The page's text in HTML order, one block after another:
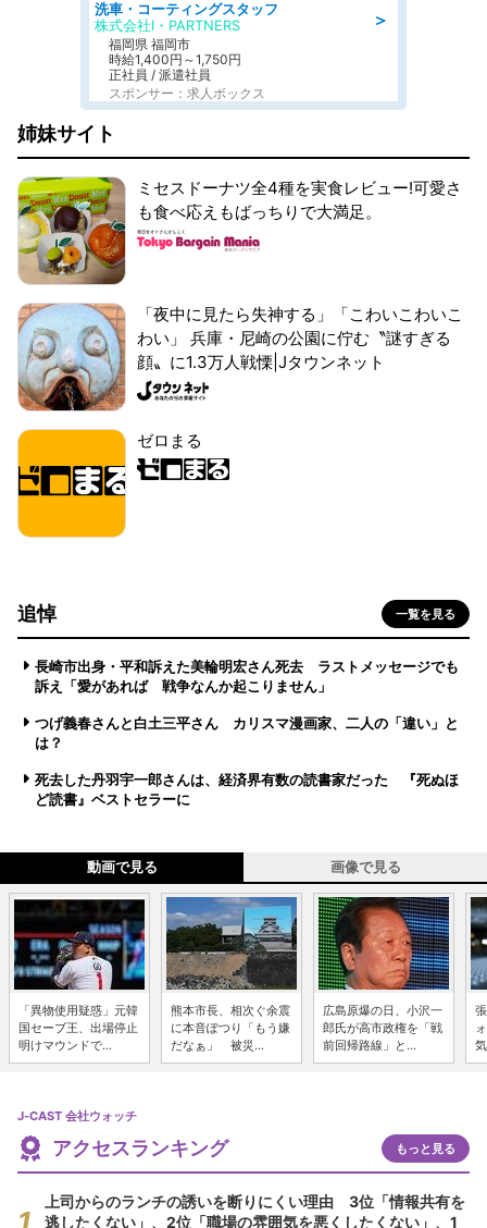
＞
洗車・コーティングスタッフ
株式会社I・PARTNERS
福岡県 福岡市
時給1,400円～1,750円
正社員 / 派遣社員
スポンサー：求人ボックス
姉妹サイト
ミセスドーナツ全4種を実食レビュー!可愛さ
も食べ応えもばっちりで大満足。
「夜中に見たら失神する」「こわいこわいこ
わい」 兵庫・尼崎の公園に佇む〝謎すぎる
顔〟に1.3万人戦慄|Jタウンネット
ゼロまる
追悼 一覧を見る
長崎市出身・平和訴えた美輪明宏さん死去 ラストメッセージでも
訴え「愛があれば 戦争なんか起こりません」
つげ義春さんと白土三平さん カリスマ漫画家、二人の「違い」と
は？
死去した丹羽宇一郎さんは、経済界有数の読書家だった 『死ぬほ
ど読書』ベストセラーに
動画で見る 画像で見る
「異物使用疑惑」元韓
国セーブ王、出場停止
明けマウンドで...
熊本市長、相次ぐ余震
に本音ぽつり「もう嫌
だなぁ」 被災...
広島原爆の日、小沢一
郎氏が高市政権を「戦
前回帰路線」と...
J-CAST 会社ウォッチ
アクセスランキング もっと見る
上司からのランチの誘いを断りにくい理由 3位「情報共有を
逃したくない」、2位「職場の雰囲気を悪くしたくない」、1